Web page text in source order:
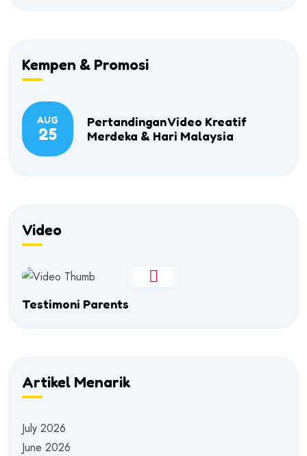
Kempen & Promosi
AUG
25
Pertandingan Video Kreatif
Merdeka & Hari Malaysia
Video
Testimoni Parents
Artikel Menarik
July 2026
June 2026